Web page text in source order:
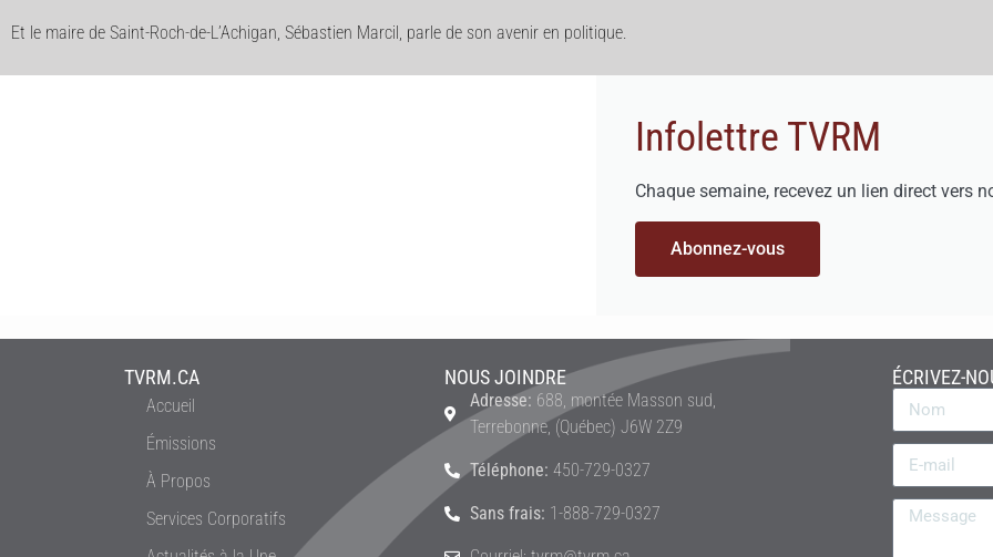
Et le maire de Saint-Roch-de-L’Achigan, Sébastien Marcil, parle de son avenir en politique.
Infolettre TVRM
Chaque semaine, recevez un lien direct vers
Abonnez-vous
TVRM.CA
Accueil
Émissions
À Propos
Services Corporatifs
NOUS JOINDRE
Adresse: 688, montée Masson sud,
Terrebonne, (Québec) J6W 2Z9
Téléphone: 450-729-0327
Sans frais: 1-888-729-0327
ÉCRIVEZ-